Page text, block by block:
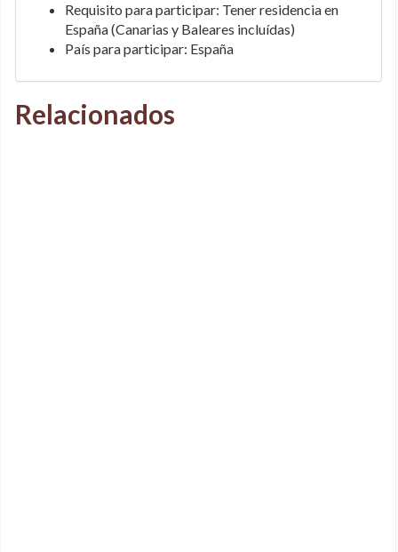
Requisito para participar: Tener residencia en
España (Canarias y Baleares incluídas)
País para participar: España
Relacionados